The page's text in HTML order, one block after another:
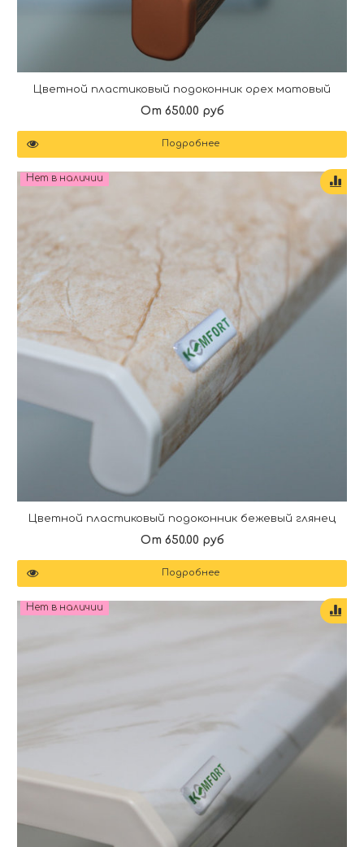
Цветной пластиковый подоконник орех матовый
От 650.00 руб
Подробнее
Нет в наличии
Цветной пластиковый подоконник бежевый глянец
От 650.00 руб
Подробнее
Нет в наличии